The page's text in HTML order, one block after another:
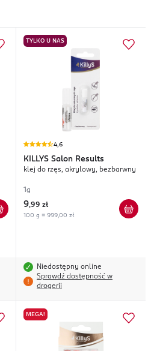
TYLKO U NAS
4,6
KILLYS Salon Results
klej do rzęs, akrylowy, bezbarwny
1g
9,99 zł
100 g = 999,00 zł
Niedostępny online
Sprawdź dostępność w
drogerii
MEGA!